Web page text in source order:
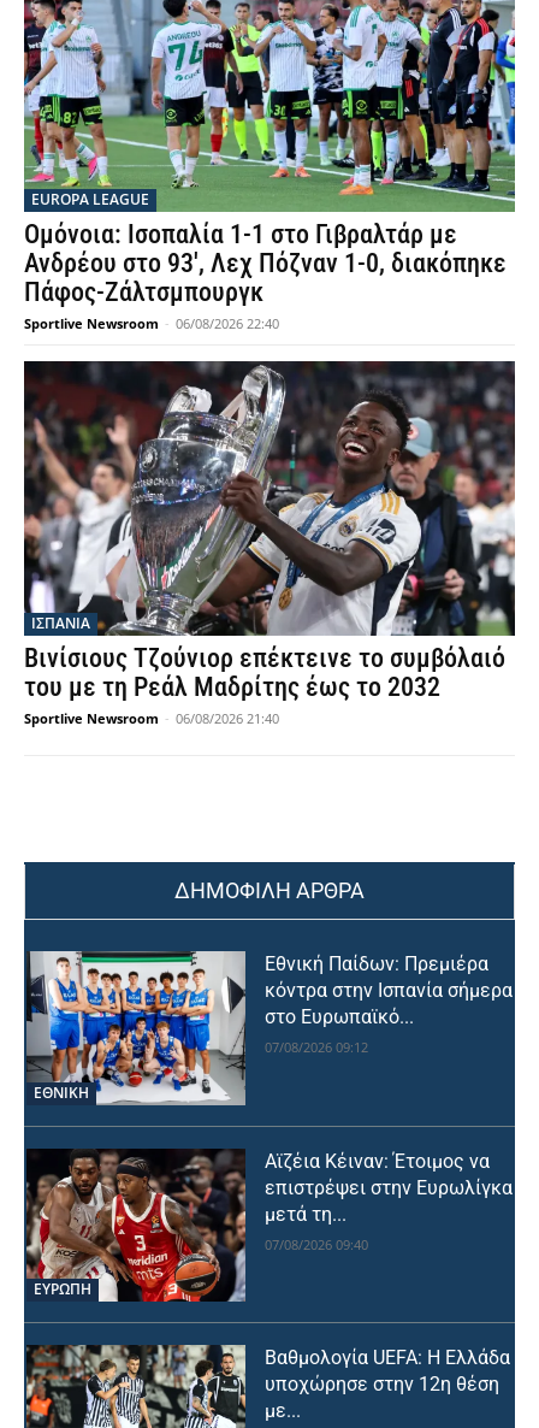
EUROPA LEAGUE
Ομόνοια: Ισοπαλία 1-1 στο Γιβραλτάρ με
Ανδρέου στο 93′, Λεχ Πόζναν 1-0, διακόπηκε
Πάφος-Ζάλτσμπουργκ
Sportlive Newsroom - 06/08/2026 22:40
ΙΣΠΑΝΙΑ
Βινίσιους Τζούνιορ επέκτεινε το συμβόλαιό
του με τη Ρεάλ Μαδρίτης έως το 2032
Sportlive Newsroom - 06/08/2026 21:40
ΔΗΜΟΦΙΛΗ ΑΡΘΡΑ
ΕΘΝΙΚΉ
Εθνική Παίδων: Πρεμιέρα
κόντρα στην Ισπανία σήμερα
στο Ευρωπαϊκό...
07/08/2026 09:12
ΕΥΡΩΠΗ
Αϊζέια Κέιναν: Έτοιμος να
επιστρέψει στην Ευρωλίγκα
μετά τη...
07/08/2026 09:40
Βαθμολογία UEFA: Η Ελλάδα
υποχώρησε στην 12η θέση
με...